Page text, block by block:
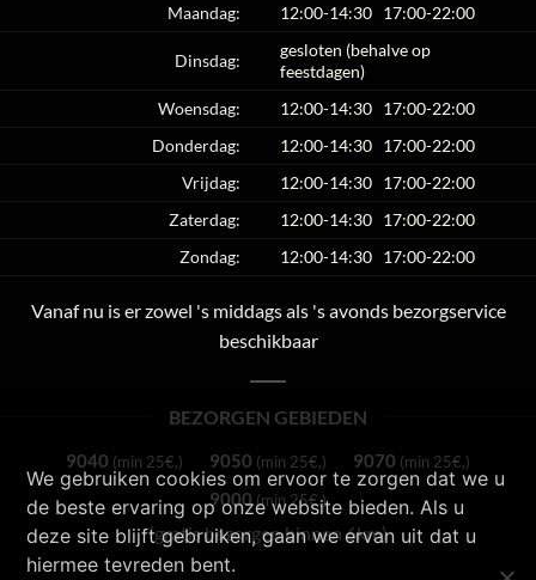
Maandag: 12:00-14:30 17:00-22:00
Dinsdag:
gesloten (behalve op
feestdagen)
Woensdag:
12:00-14:30 17:00-22:00
Donderdag:
12:00-14:30 17:00-22:00
Vrijdag:
12:00-14:30 17:00-22:00
Zaterdag:
12:00-14:30 17:00-22:00
Zondag:
12:00-14:30 17:00-22:00
Vanaf nu is er zowel 's middags als 's avonds bezorgservice
beschikbaar
BEZORGEN GEBIEDEN
9040 (min 25€,) 9050 (min 25€,) 9070 (min 25€,)
9000 (min 25€,)
(gratis bezorgen binnen 6km)
We gebruiken cookies om ervoor te zorgen dat we u
de beste ervaring op onze website bieden. Als u
deze site blijft gebruiken, gaan we ervan uit dat u
hiermee tevreden bent.